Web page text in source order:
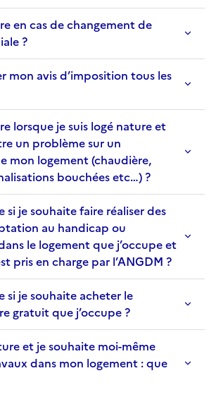
en cas de changement de
?
mon avis d’imposition tous les
lorsque je suis logé nature et
un problème sur un
mon logement (chaudière,
bouchées etc…) ?
si je souhaite faire réaliser des
au handicap ou
le logement que j’occupe et
pris en charge par l’ANGDM ?
si je souhaite acheter le
gratuit que j’occupe ?
et je souhaite moi-même
dans mon logement : que